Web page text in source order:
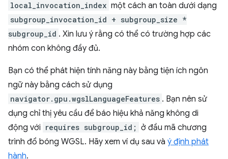
local_invocation_index một cách an toàn dưới dạng
subgroup_invocation_id + subgroup_size *
subgroup_id . Xin lưu ý rằng có thể có trường hợp các
nhóm con không đầy đủ.
Bạn có thể phát hiện tính năng này bằng tiện ích ngôn
ngữ này bằng cách sử dụng
navigator.gpu.wgslLanguageFeatures . Bạn nên sử
dụng chỉ thị yêu cầu để báo hiệu khả năng không di
động với requires subgroup_id; ở đầu mã chương
trình đổ bóng WGSL. Hãy xem ví dụ sau và ý định phát
hành.